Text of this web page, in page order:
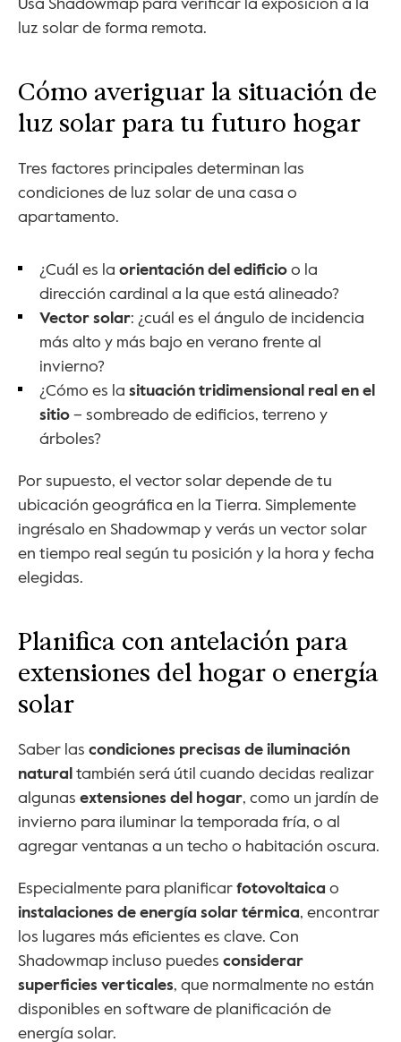
luz solar de forma remota.
Cómo averiguar la situación de
luz solar para tu futuro hogar
Tres factores principales determinan las
condiciones de luz solar de una casa o
apartamento.
¿Cuál es la orientación del edificio o la
dirección cardinal a la que está alineado?
Vector solar: ¿cuál es el ángulo de incidencia
más alto y más bajo en verano frente al
invierno?
¿Cómo es la situación tridimensional real en el
sitio – sombreado de edificios, terreno y
árboles?
Por supuesto, el vector solar depende de tu
ubicación geográfica en la Tierra. Simplemente
ingrésalo en Shadowmap y verás un vector solar
en tiempo real según tu posición y la hora y fecha
elegidas.
Planifica con antelación para
extensiones del hogar o energía
solar
Saber las condiciones precisas de iluminación
natural también será útil cuando decidas realizar
algunas extensiones del hogar, como un jardín de
invierno para iluminar la temporada fría, o al
agregar ventanas a un techo o habitación oscura.
Especialmente para planificar fotovoltaica
instalaciones de energía solar térmica, encontrar
los lugares más eficientes es clave. Con
Shadowmap incluso puedes considerar
superficies verticales, que normalmente no están
disponibles en software de planificación de
energía solar.